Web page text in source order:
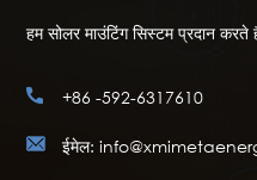
हम सोलर माउंटिंग सिस्टम प्रदान
+86 -592-6317610
ईमेल: